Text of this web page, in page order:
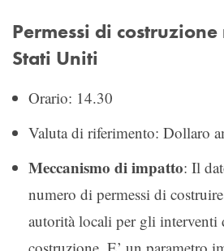
Permessi di
Stati Uniti
Orario: 14.30
Valuta di riferimento: Dollaro
Meccanismo di impatto: Il
numero di permessi di
autorità locali per gli interventi